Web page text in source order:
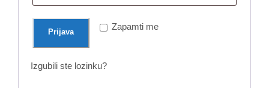
z
a
Zapamti me
Prijava
Izgubili ste lozinku?